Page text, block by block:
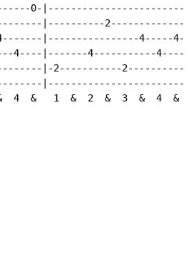
0-
|----------
|----------------4-----
4----|-------4-----------
|-2-----------
|------------------------
4  &   1  &  2  &  3  &  4  &